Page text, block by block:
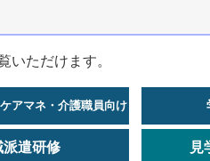
いただけます。
アマネ・介護職員向け
派遣研修 見